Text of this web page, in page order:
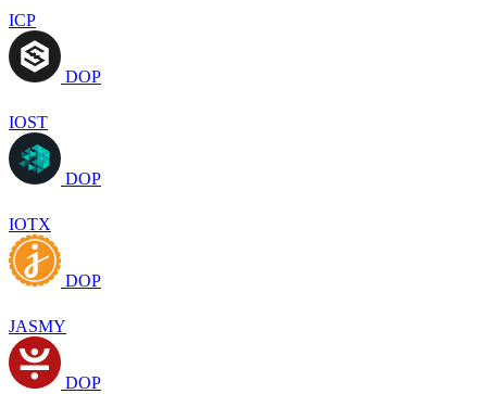
ICP
DOP
IOST
DOP
IOTX
DOP
JASMY
DOP